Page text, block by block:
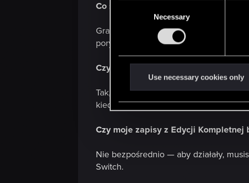
e
l
i
o
Necessary
Use necessary cookies only
Co stanie się z moją wersją
Gracze, którzy zakupili pudełkową
pory.
Czy jeśli usunę Edycję Kompletną
Tak, jeśli już posiadasz Edycję
kiedy zostanie ona wycofana z
Czy moje zapisy z Edycji Kompletnej
Nie bezpośrednio — aby działały,
Switch.